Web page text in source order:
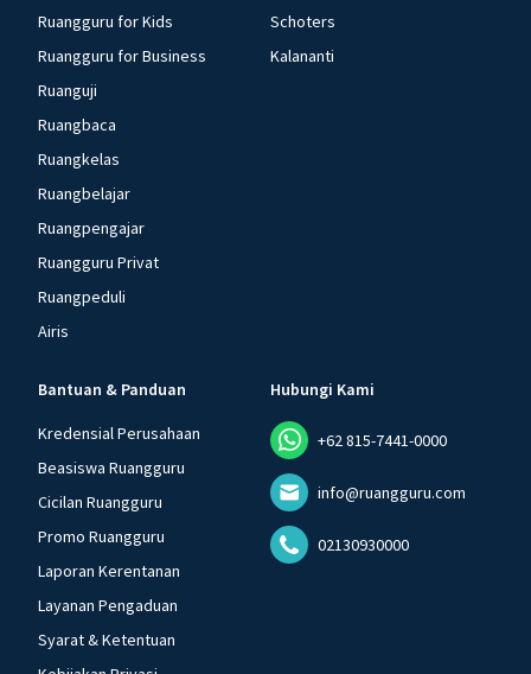
Ruangguru for Kids
Ruangguru for Business
Ruanguji
Ruangbaca
Ruangkelas
Ruangbelajar
Ruangpengajar
Ruangguru Privat
Ruangpeduli
Airis
Schoters
Kalananti
Bantuan & Panduan
Kredensial Perusahaan
Beasiswa Ruangguru
Cicilan Ruangguru
Promo Ruangguru
Laporan Kerentanan
Layanan Pengaduan
Syarat & Ketentuan
Hubungi Kami
+62 815-7441-0000
info@ruangguru.com
02130930000